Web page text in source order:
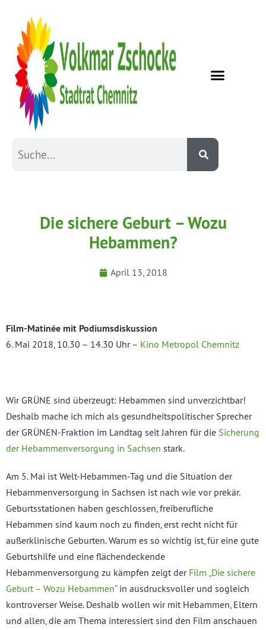
Die sichere Geburt – Wozu
Hebammen?
April 13, 2018
Film-Matinée mit Podiumsdiskussion
6. Mai 2018, 10.30 – 14.30 Uhr – Kino Metropol Chemnitz
Wir GRÜNE sind überzeugt: Hebammen sind unverzichtbar!
Deshalb mache ich mich als gesundheitspolitischer Sprecher
der GRÜNEN-Fraktion im Landtag seit Jahren für die Sicherung
der Hebammenversorgung in Sachsen stark.
Am 5. Mai ist Welt-Hebammen-Tag und die Situation der
Hebammenversorgung in Sachsen ist nach wie vor prekär.
Geburtsstationen haben geschlossen, freiberufliche
Hebammen sind kaum noch zu finden, erst recht nicht für
außerklinische Geburten. Warum es so wichtig ist, für eine gute
Geburtshilfe und eine flächendeckende
Hebammenversorgung zu kämpfen zeigt derFilm „Die sichere
Geburt – Wozu Hebammen“in ausdrucksvoller und sogleich
kontroverser Weise. Deshalb wollen wir mit Hebammen, Eltern
und allen, die am Thema interessiert sind den Film anschauen